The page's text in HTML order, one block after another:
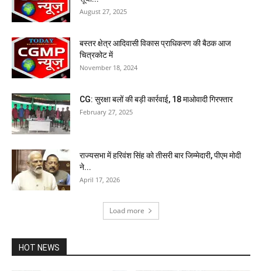
August 27, 2025
बस्तर क्षेत्र आदिवासी विकास प्राधिकरण की बैठक आज
चित्रकोट में
November 18, 2024
CG: सुरक्षा बलों की बड़ी कार्रवाई, 18 माओवादी गिरफ्तार
February 27, 2025
राज्यसभा में हरिवंश सिंह को तीसरी बार जिम्मेदारी, पीएम मोदी
ने...
April 17, 2026
Load more
HOT NEWS